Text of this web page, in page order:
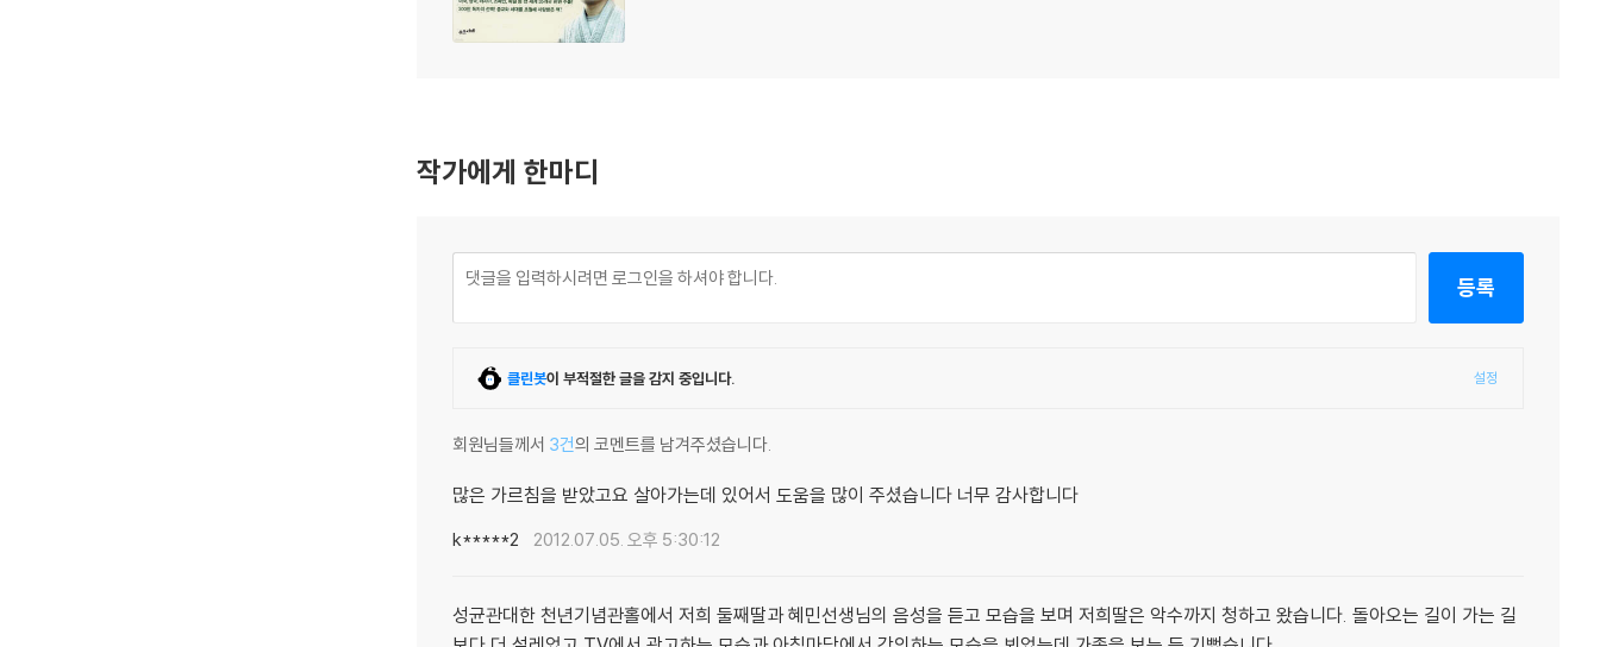
작가에게 한마디
등록
클린봇이 부적절한 글을 감지 중입니다. 설정
회원님들께서 3건의 코멘트를 남겨주셨습니다.
많은 가르침을 받았고요 살아가는데 있어서 도움을 많이 주셨습니다 너무 감사합니다
k*****2 2012.07.05. 오후 5:30:12
성균관대한 천년기념관홀에서 저희 둘째딸과 혜민선생님의 음성을 듣고 모습을 보며 저희딸은 악수까지 청하고 왔습니다. 돌아오는 길이 가는 길